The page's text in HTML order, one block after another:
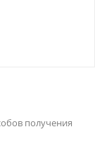
получения